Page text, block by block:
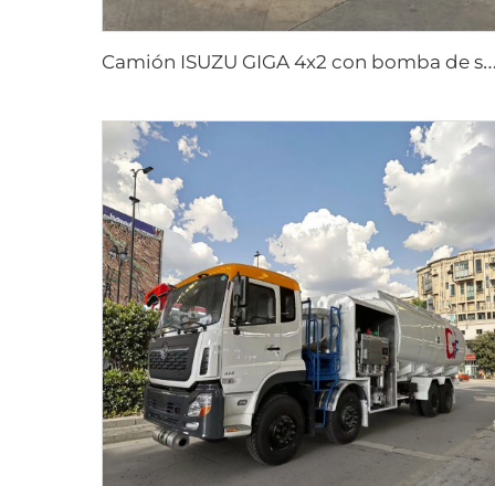
C
amión ISUZU GIGA 4x2 con bomba de succión de alcantarillado y vacío, transmisión manual, depósito de 12000 litros para pozos sépticos